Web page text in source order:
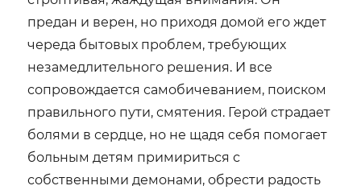
предан и верен, но приходя домой его ждет
череда бытовых проблем, требующих
незамедлительного решения. И все
сопровождается самобичеванием, поиском
правильного пути, смятения. Герой страдает
болями в сердце, но не щадя себя помогает
больным детям примириться с
собственными демонами, обрести радость